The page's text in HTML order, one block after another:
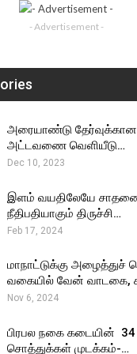
- Advertisement -
அரையாண்டு தேர்வுக்கான
அட்டவணை வெளியீடு…
Dec 10, 2023
இளம் வயதிலேயே
நீதிபதியாகும் திருச்சி…
Feb 17, 2024
மாநாட்டுக்கு அழைத்துச்
வகையில் வேன் வாடகை,
Nov 6, 2024
பிரபல நகை கடையின் ₹
சொத்துக்கள் முடக்கம்-…